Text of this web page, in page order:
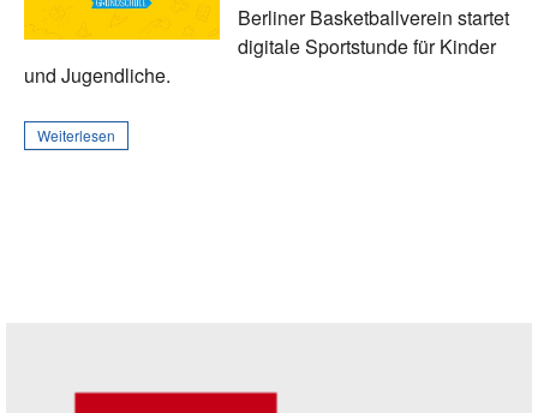
Berliner Basketballverein startet
digitale Sportstunde für Kinder
und Jugendliche.
Weiterlesen